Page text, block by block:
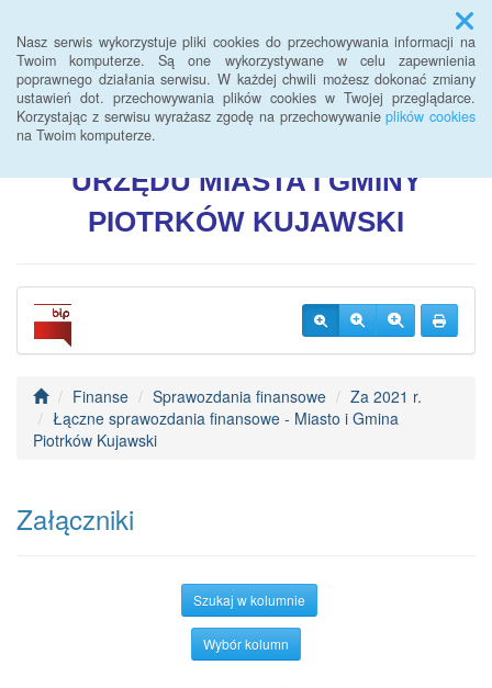
Nasz serwis wykorzystuje pliki cookies do przechowywania informacji na
Twoim komputerze. Są one wykorzystywane w celu zapewnienia
poprawnego działania serwisu. W każdej chwili możesz dokonać zmiany
ustawień dot. przechowywania plików cookies w Twojej przeglądarce.
Korzystając z serwisu wyrażasz zgodę na przechowywanieplików cookies
na Twoim komputerze.
Menu
BIULETYN INFORMACJI
URZĘDUMIASTA I GMINY
PIOTRKÓW KUJAWSKI
Finanse Sprawozdania finansowe
Za 2021 r.
Łączne sprawozdania finansowe - Miasto i Gmina
Piotrków Kujawski
Załączniki
Szukaj w kolumnie
Wybór kolumn